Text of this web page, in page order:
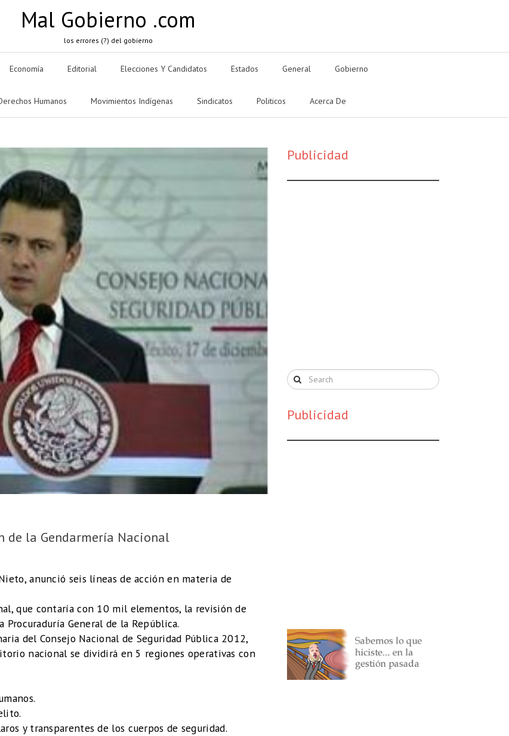
Mal Gobierno .com
los errores (?) del gobierno
Economía Editorial Elecciones Y Candidatos Estados General Gobierno
Humanos Movimientos Indígenas Sindicatos Politicos Acerca De
de la Gendarmería Nacional
anunció seis líneas de acción en materia de
que contaría con 10 mil elementos, la revisión de
General de la República.
del Consejo Nacional de Seguridad Pública 2012,
nacional se dividirá en 5 regiones operativas con
y transparentes de los cuerpos de seguridad.
Publicidad
Publicidad